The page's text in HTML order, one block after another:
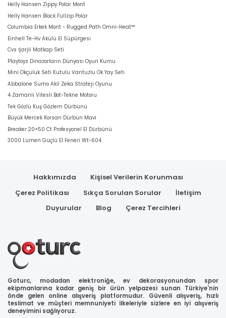
Helly Hansen Zippy Polar Mont
Helly Hansen Block Fullzip Polar
Columbia Erkek Mont - Rugged Path Omni-Heat™
Einhell Te-Hv Akülü El Süpürgesi
Cvs Şarjli Matkap Seti
Playtoys Dinazorların Dünyası Oyun Kumu
Mini Okçuluk Seti Kutulu Vantuzlu Ok Yay Seti
Abbalone Sumo Akil Zeka Strateji Oyunu
4 Zamanlı Vitesli Bot-Tekne Motoru
Tek Gözlü Kuş Gözlem Dürbünü
Büyük Mercek Korsan Dürbün Mavi
Breaker 20×50 Ct Profesyonel El Dürbünü
3000 Lümen Güçlü El Feneri Wt-604
Hakkımızda
Kişisel Verilerin Korunması
Çerez Politikası
Sıkça Sorulan Sorular
İletişim
Duyurular
Blog Çerez Tercihleri
Goturc, modadan elektroniğe, ev dekorasyonundan spor
ekipmanlarına kadar geniş bir ürün yelpazesi sunan Türkiye'nin
önde gelen online alışveriş platformudur. Güvenli alışveriş, hızlı
teslimat ve müşteri memnuniyeti ilkeleriyle sizlere en iyi alışveriş
deneyimini sağlıyoruz.